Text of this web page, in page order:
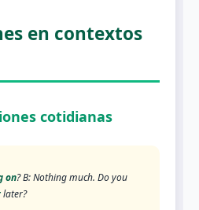
en contextos
cotidianas
on? B: Nothing much. Do you
later?